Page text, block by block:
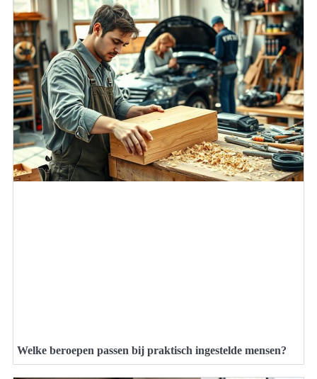
Welke beroepen passen bij praktisch ingestelde mensen?